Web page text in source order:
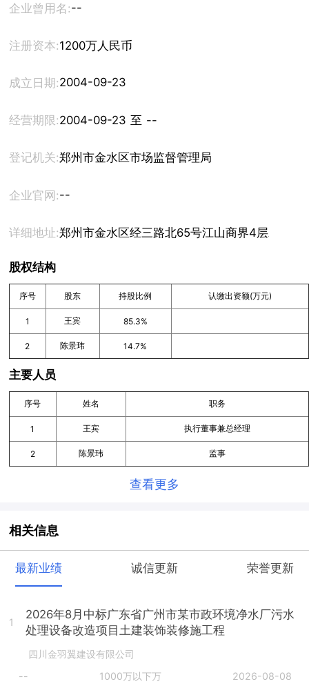
企业曾用名:--
注册资本:1200万人民币
成立日期:2004-09-23
经营期限: 2004-09-23 至 --
登记机关:郑州市金水区市场监督管理局
企业官网:--
详细地址:郑州市金水区经三路北65号江山商界4层A02号
股权结构
序号 股东 持股比例 认缴出资额(万元)
1 王宾 85.3%
2 陈景玮 14.7%
主要人员
序号 姓名 职务
1 王宾 执行董事兼总经理
2 陈景玮 监事
查看更多
相关信息
最新业绩 诚信更新 荣誉更新
1
2026年8月中标广东省广州市某市政环境净水厂污水
处理设备改造项目土建装饰装修施工程
四川金羽翼建设有限公司
--
1000万以下万 2026-08-08